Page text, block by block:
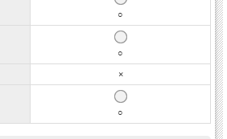
算出方法による参考容量になります。計測方法によ
○
○
×
○